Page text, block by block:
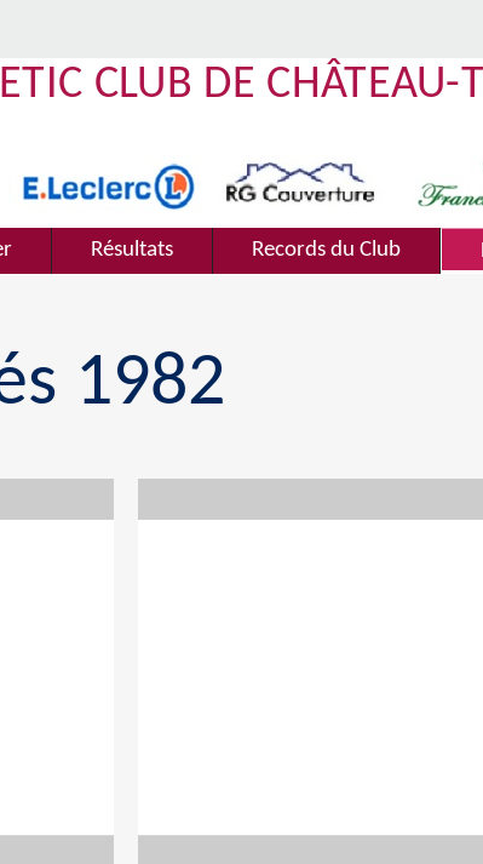
CLUB DE CHÂTEAU-
Résultats Records du Club
1982